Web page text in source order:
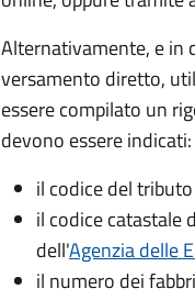
Alternativamente, e in
versamento diretto,
essere compilato un
devono essere indicati:
il codice del tributo
il codice catastale
dell'Agenzia delle
il numero dei